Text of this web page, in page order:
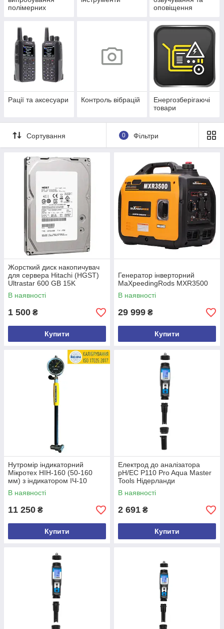
полімерних
оповіщення
Рації та аксесуари Контроль вібрацій
Енергозберігаючі
товари
Сортування 0 Фільтри
Жорсткий диск накопичувач
для сервера Hitachi (HGST)
Ultrastar 600 GB 15K
(0B23663) / 3.5" / 600 GB /
SAS 2.0
В наявності
1 500 ₴
Купити
Генератор інверторний
MaXpeedingRods MXR3500
В наявності
29 999 ₴
Купити
Нутромір індикаторний
Мікротех НІН-160 (50-160
мм) з індикатором ІЧ-10
класу точності 1. Україна
В наявності
11 250 ₴
Купити
Електрод до аналізатора
pH/EC P110 Pro Aqua Master
Tools Нідерланди
В наявності
2 691 ₴
Купити